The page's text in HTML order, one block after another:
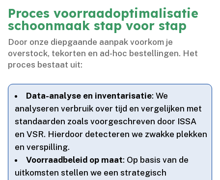
Proces voorraadoptimalisatie
schoonmaak stap voor stap
Door onze diepgaande aanpak voorkom je
overstock, tekorten en ad-hoc bestellingen.​ Het
proces bestaat uit:
Data-analyse en inventarisatie: We
analyseren verbruik over tijd en vergelijken met
standaarden zoals voorgeschreven door ISSA
en VSR.​ Hierdoor detecteren we zwakke plekken
en verspilling.​
Voorraadbeleid op maat: Op basis van de
uitkomsten stellen we een strategisch